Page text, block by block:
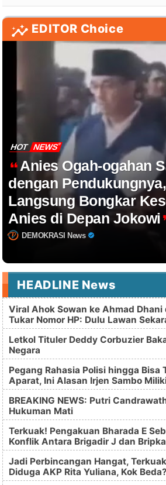
EDITOR Choice
HOT NEWS
Anies Ogah-ogahan
dengan
Langsung Bongkar
Anies di Depan Jokowi
DEMOKRASI News
HEADLINE News
Viral Ahok Sowan ke Ahmad Dhani
Tukar Nomor HP: Dulu Lawan
Letkol Tituler Deddy Corbuzier
Negara
Pegang Rahasia Polisi hingga Bisa
Aparat, Ini Alasan Irjen Sambo
BREAKING NEWS: Putri
Hukuman Mati
Terkuak! Pengakuan Bharada E
Konflik Antara Brigadir J dan
Jadi Perbincangan Hangat,
Diduga AKP Rita Yuliana, Kok Beda?